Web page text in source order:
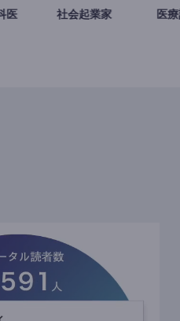
稲葉可奈子
産婦人科医 駒崎弘樹
社会起業家